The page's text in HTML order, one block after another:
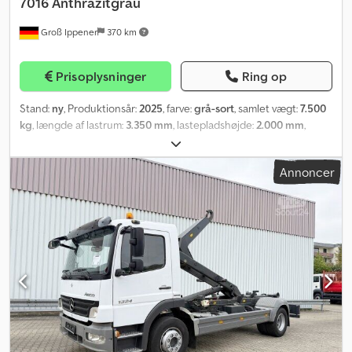
Groß Ippener 370 km
Prisoplysninger Ring op
Stand: ny, Produktionsår:2025, farve:grå-sort, samlet vægt:7.500
kg, længde af lastrum: 3.350 mm, lastepladshøjde:2.000 mm,
SOFORT TILGÆNGELIG – PRIS PR. STK. 1 stk. CITY-rullecontainer
ifølge DIN 30722-3 Plattformtype: P 03 S Indvendige mål: ca. 3,35 x
2,0 meter (alle mål er ca.-mål) Lakering: RAL 7016 (Antracitgrå)
Optagelsesbeslag til CITY-krog-system ifølge DIN 30722-3
Dsdpswzknnefx Antsck Bundramme af UNP 140 Optagelsesbøjle Ø
35 mm, krophøjde 900 mm Overgang fra bundramme til forvæg
forstærket med 10 mm knæplader UDEN løberuller Bund af 3 mm
durkplade St 37.2 (S235JR) Spantafstand: 750 mm Spantprofil: U
80 x 50 mm Bagende med skrånende rampe til påkørsel Beholder
grundet én gang indvendigt, dobbelt grundet og enkeltfarvet
lakeret to gange udvendigt UVV-klistermærker med
sikkerhedshenvisninger Beholder kontrolleret og godkendt efter
UVV (tidligere BGR 186) Tilbud uden forpligtelse, uden garanti og
Annoncer